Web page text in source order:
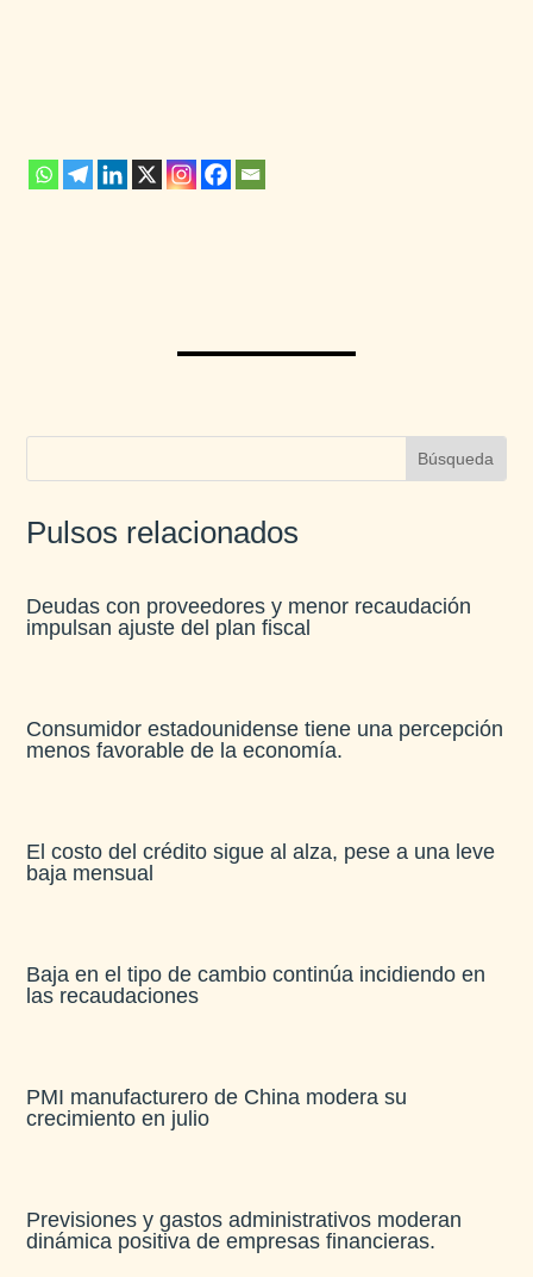
Pulsos relacionados
Deudas con proveedores y menor recaudación
impulsan ajuste del plan fiscal​
Consumidor estadounidense tiene una percepción
menos favorable de la economía​.
El costo del crédito sigue al alza, pese a una leve
baja mensual​
Baja en el tipo de cambio continúa incidiendo en
las recaudaciones​
PMI manufacturero de China modera su
crecimiento en julio​
Previsiones y gastos administrativos moderan
dinámica positiva de empresas financieras​.